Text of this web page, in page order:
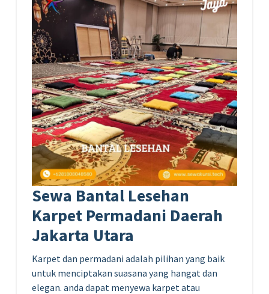
Sewa Bantal Lesehan
Karpet Permadani Daerah
Jakarta Utara
Karpet dan permadani adalah pilihan yang baik
untuk menciptakan suasana yang hangat dan
elegan. anda dapat menyewa karpet atau